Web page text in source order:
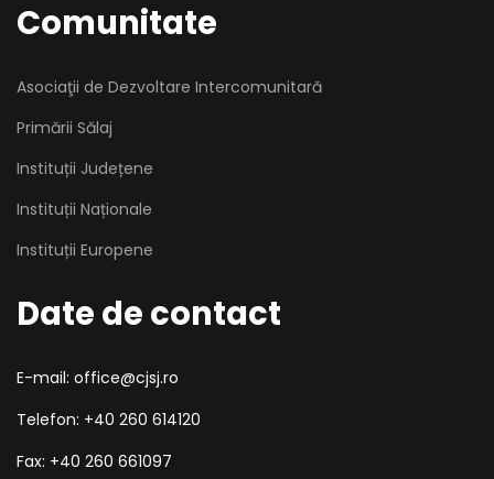
Comunitate
Asociaţii de Dezvoltare Intercomunitară
Primării Sălaj
Instituții Județene
Instituții Naționale
Instituții Europene
Date de contact
E-mail: office@cjsj.ro
Telefon: +40 260 614120
Fax: +40 260 661097